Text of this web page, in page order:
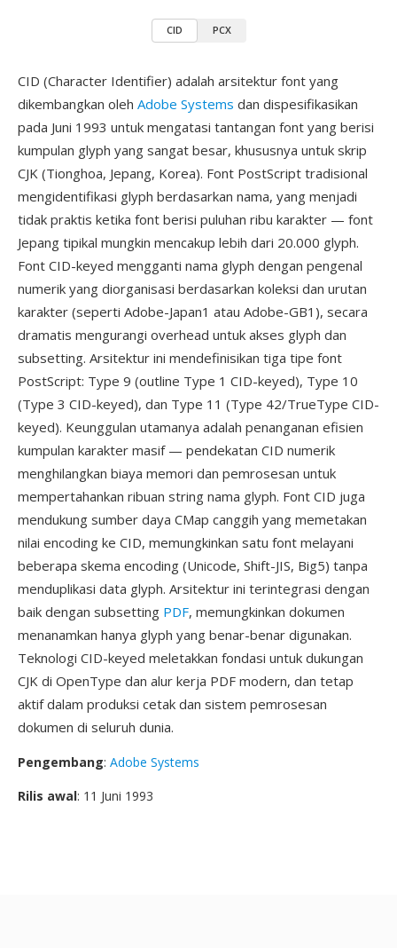
CID PCX
CID (Character Identifier) adalah arsitektur font yang
dikembangkan oleh Adobe Systems dan dispesifikasikan
pada Juni 1993 untuk mengatasi tantangan font yang berisi
kumpulan glyph yang sangat besar, khususnya untuk skrip
CJK (Tionghoa, Jepang, Korea). Font PostScript tradisional
mengidentifikasi glyph berdasarkan nama, yang menjadi
tidak praktis ketika font berisi puluhan ribu karakter — font
Jepang tipikal mungkin mencakup lebih dari 20.000 glyph.
Font CID-keyed mengganti nama glyph dengan pengenal
numerik yang diorganisasi berdasarkan koleksi dan urutan
karakter (seperti Adobe-Japan1 atau Adobe-GB1), secara
dramatis mengurangi overhead untuk akses glyph dan
subsetting. Arsitektur ini mendefinisikan tiga tipe font
PostScript: Type 9 (outline Type 1 CID-keyed), Type 10
(Type 3 CID-keyed), dan Type 11 (Type 42/TrueType CID-
keyed). Keunggulan utamanya adalah penanganan efisien
kumpulan karakter masif — pendekatan CID numerik
menghilangkan biaya memori dan pemrosesan untuk
mempertahankan ribuan string nama glyph. Font CID juga
mendukung sumber daya CMap canggih yang memetakan
nilai encoding ke CID, memungkinkan satu font melayani
beberapa skema encoding (Unicode, Shift-JIS, Big5) tanpa
menduplikasi data glyph. Arsitektur ini terintegrasi dengan
baik dengan subsetting PDF, memungkinkan dokumen
menanamkan hanya glyph yang benar-benar digunakan.
Teknologi CID-keyed meletakkan fondasi untuk dukungan
CJK di OpenType dan alur kerja PDF modern, dan tetap
aktif dalam produksi cetak dan sistem pemrosesan
dokumen di seluruh dunia.
Pengembang: Adobe Systems
Rilis awal: 11 Juni 1993